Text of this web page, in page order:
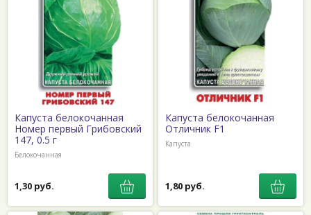
Капуста белокочанная
Номер первый Грибовский
147, 0.5 г
Белокочанная
1,30 руб.
Капуста белокочанная
Отличник F1
Капуста
1,80 руб.